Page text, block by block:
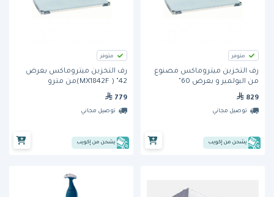
متوفر
رف التخزين ميتروماكس مصنوع
من البولمير و بعرض 60"
829
توصيل مجاني
يشحن من إكويب
متوفر
رف التخزين ميتروماكس بعرض
42" ( MX1842F)من مترو
779
توصيل مجاني
يشحن من إكويب